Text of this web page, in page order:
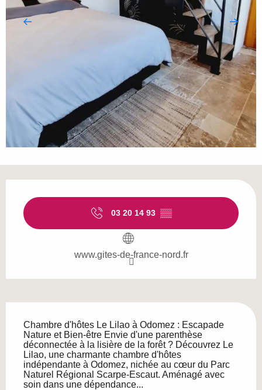
03 20 14 93 ▒▒
www.gites-de-france-nord.fr
Chambre d'hôtes Le Lilao à Odomez : Escapade
Nature et Bien-être Envie d'une parenthèse
déconnectée à la lisière de la forêt ? Découvrez Le
Lilao, une charmante chambre d'hôtes
indépendante à Odomez, nichée au cœur du Parc
Naturel Régional Scarpe-Escaut. Aménagé avec
soin dans une dépendance...